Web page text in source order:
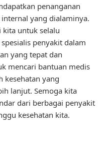
penanganan
yang dialaminya.
kita untuk selalu
penyakit dalam
yang tepat dan
mencari bantuan medis
kesehatan yang
lanjut. Semoga kita
dari berbagai penyakit
kesehatan kita.